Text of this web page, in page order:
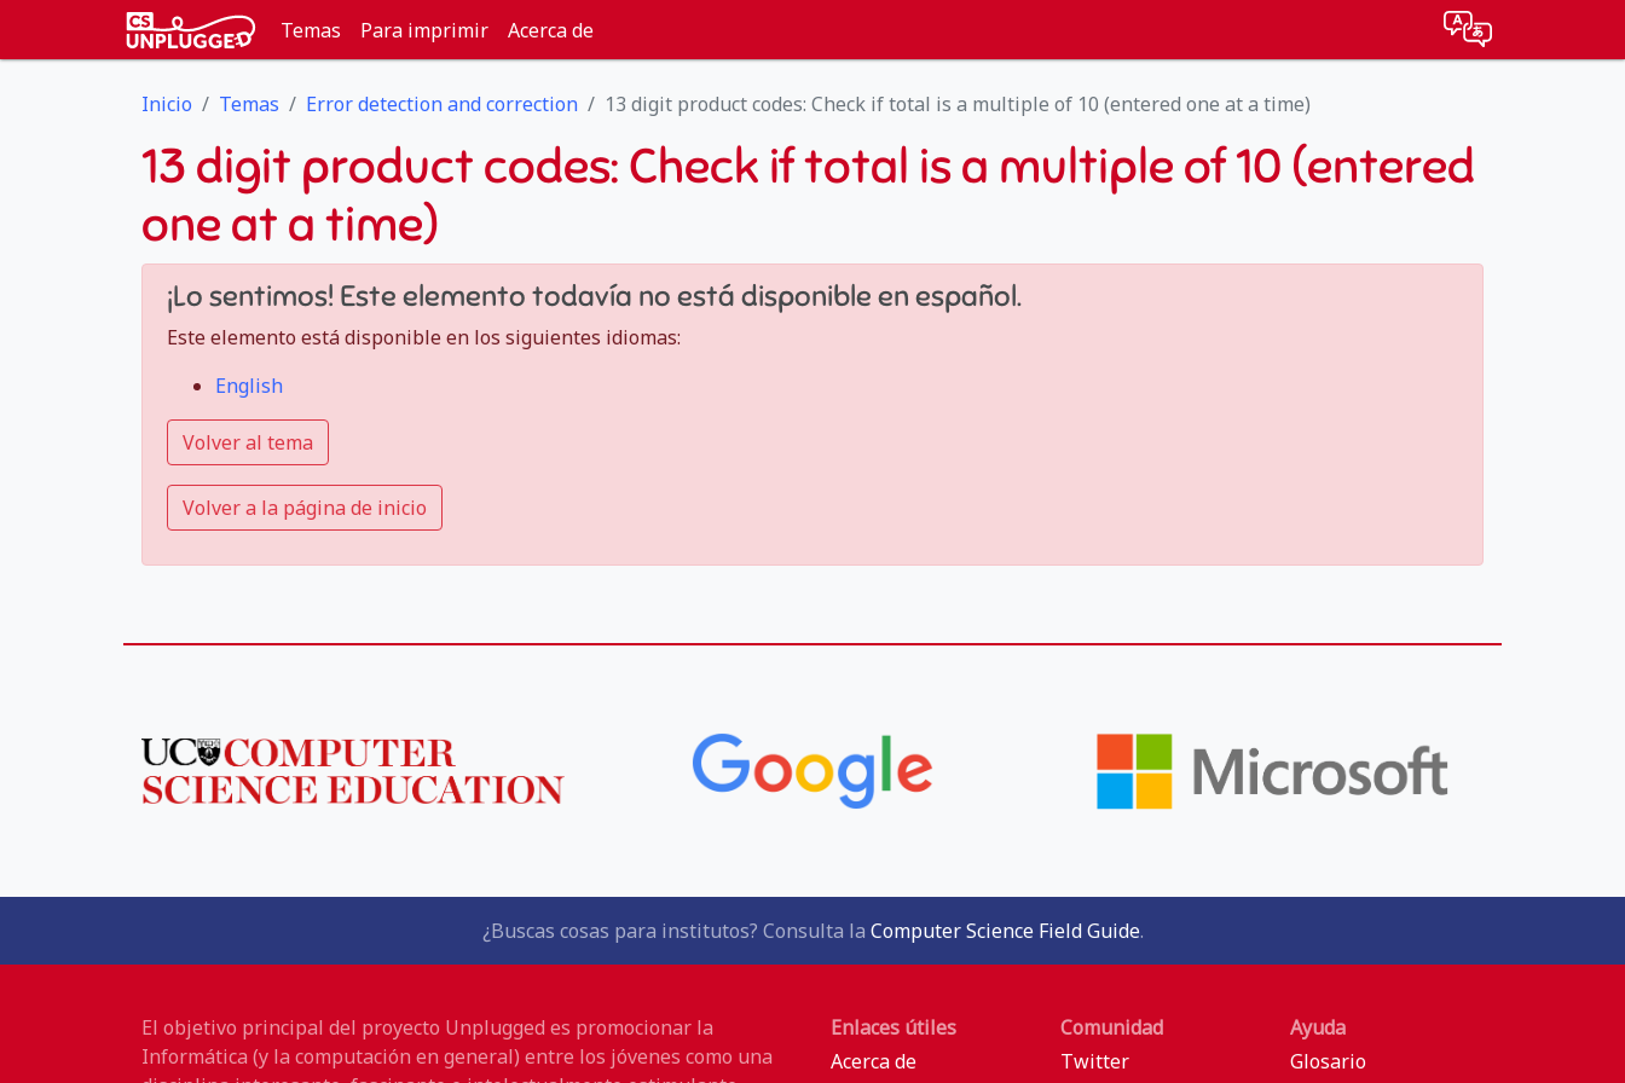
Temas Para imprimir Acerca de
Inicio Temas Error detection and correction 13 digit product codes: Check if total is a multiple of 10 (entered one at a time)
13 digit product codes: Check if total is a multiple of 10 (entered
one at a time)
¡Lo sentimos! Este elemento todavía no está disponible en español.
Este elemento está disponible en los siguientes idiomas:
English
Volver al tema
Volver a la página de inicio
¿Buscas cosas para institutos? Consulta la Computer Science Field Guide.
El objetivo principal del proyecto Unplugged es promocionar la
Informática (y la computación en general) entre los jóvenes como una
Enlaces útiles
Acerca de
Comunidad
Twitter
Ayuda
Glosario